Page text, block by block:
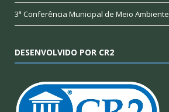
3ª Conferência Municipal de Meio Ambiente
DESENVOLVIDO POR CR2